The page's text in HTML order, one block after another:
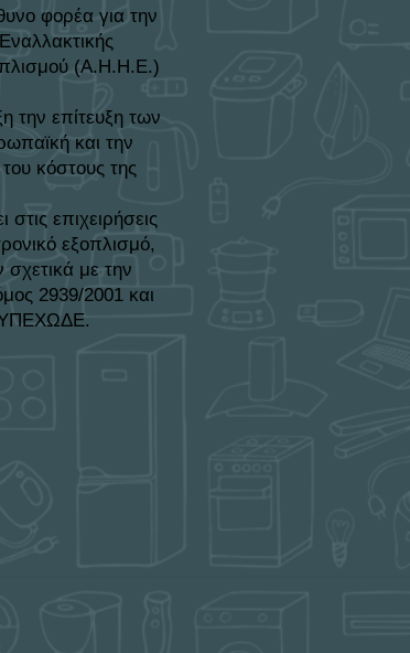
φορέα για την
(Α.Η.Η.Ε.)
επίτευξη των
και την
κόστους της
επιχειρήσεις
εξοπλισμό,
με την
2939/2001 και
ΥΠΕΧΩΔΕ.